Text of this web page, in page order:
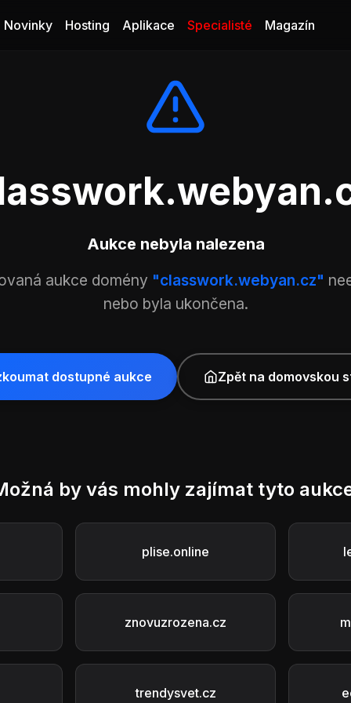
Novinky Hosting Aplikace Specialisté Magazín
Aukce nebyla nalezena
aukce domény "classwork.webyan.cz"
nebo byla ukončena.
dostupné aukce Zpět na domovskou
by vás mohly zajímat tyto
plise.online
znovuzrozena.cz
trendysvet.cz